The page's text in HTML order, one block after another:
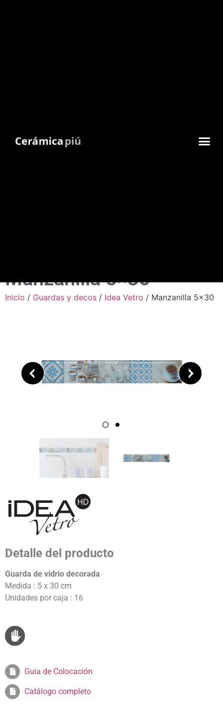
Manzanilla 5×30
Inicio / Guardas y decos / Idea Vetro / Manzanilla 5×30
Detalle del producto
Guarda de vidrio decorada
Medida : 5 x 30 cm
Unidades por caja : 16
Guia de Colocación
Catálogo completo